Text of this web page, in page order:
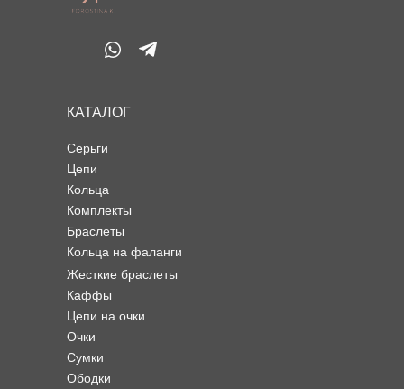
Серьги
Цепи
Кольца
Комплекты
Браслеты
Кольца на фаланги
КАТАЛОГ
Жесткие браслеты
Каффы
Цепи на очки
Очки
Сумки
Ободки